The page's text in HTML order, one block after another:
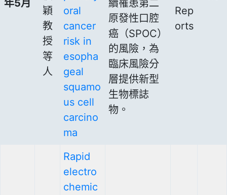
年5月
穎
教
授
等
人
oral
cancer
risk in
esopha
geal
squamo
us cell
carcino
ma
續罹患第二
原發性口腔
癌（SPOC）
的風險，為
臨床風險分
層提供新型
生物標誌
物。
Rep
orts
Rapid
electro
chemic